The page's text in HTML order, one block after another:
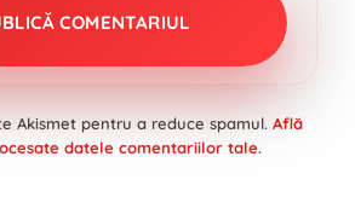
Akismet pentru a reduce spamul. Află
datele comentariilor tale.